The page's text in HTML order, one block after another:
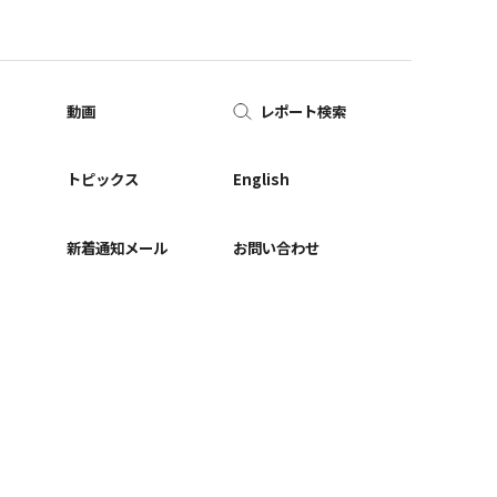
動画
トピックス
新着通知メール
レポート検索
English
お問い合わせ